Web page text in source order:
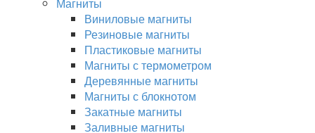
Виниловые магниты
Резиновые магниты
Пластиковые магниты
Магниты с термометром
Деревянные магниты
Магниты с блокнотом
Закатные магниты
Заливные магниты